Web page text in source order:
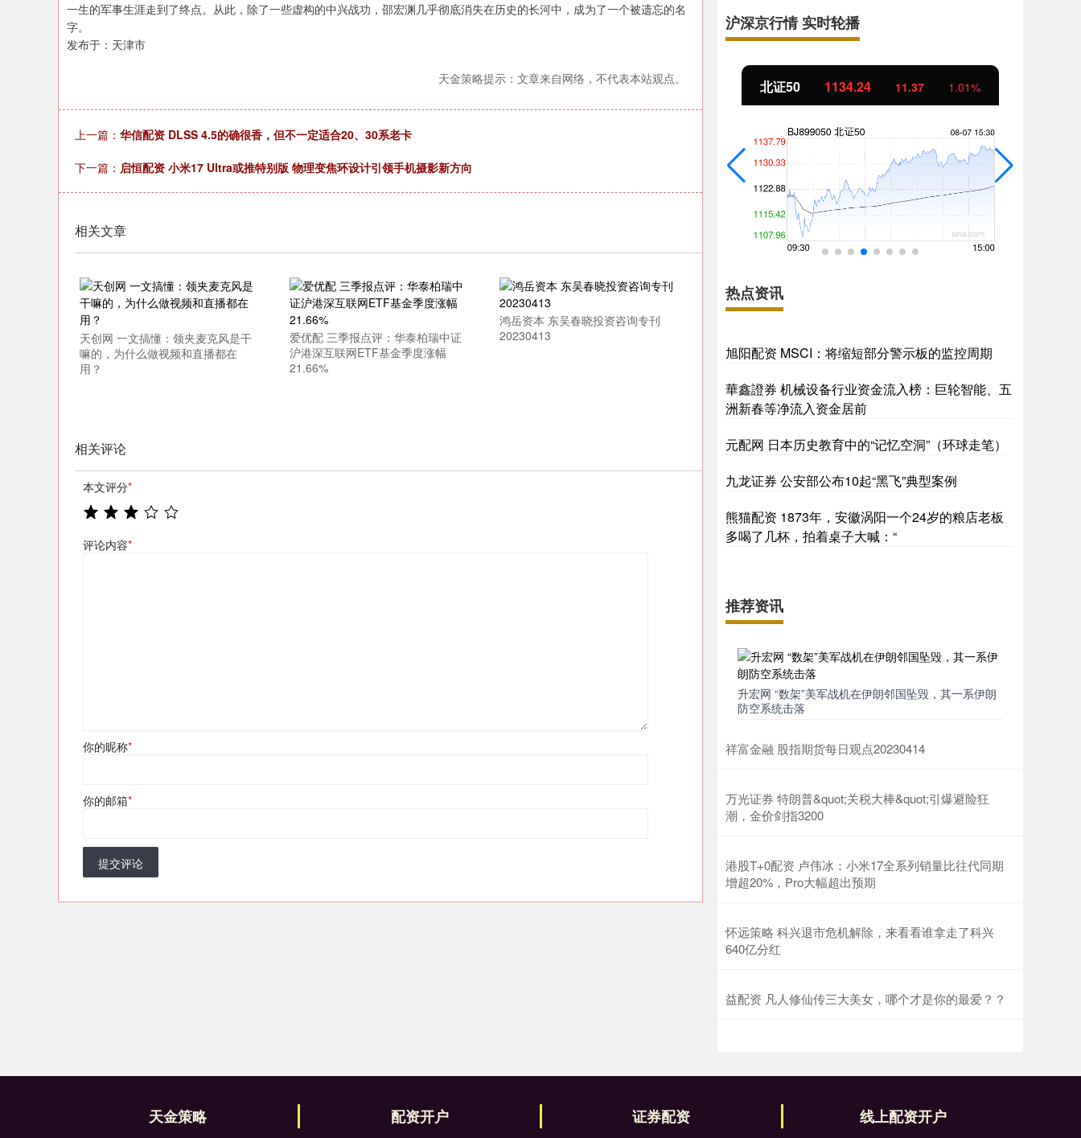
一生的军事生涯走到了终点。从此，除了一些虚构的中兴战功，邵宏渊几乎彻底消失在历史的长河中，成为了一个被遗忘的名
字。
发布于：天津市
天金策略提示：文章来自网络，不代表本站观点。
上一篇： 华信配资 DLSS 4.5的确很香，但不一定适合20、30系老卡
下一篇： 启恒配资 小米17 Ultra或推特别版 物理变焦环设计引领手机摄影新方向
相关文章
天创网 一文搞懂：领夹麦克风是干
嘛的，为什么做视频和直播都在
用？
爱优配 三季报点评：华泰柏瑞中证
沪港深互联网ETF基金季度涨幅
21.66%
鸿岳资本 东吴春晓投资咨询专刊
20230413
相关评论
本文评分*
评论内容*
你的昵称*
你的邮箱*
提交评论
沪深京行情 实时轮播
沪深300 4694.44 43.13 0.93% 北证50 1134.24 11.37 1.01%
热点资讯
旭阳配资 MSCI：将缩短部分警示板的监控周期
華鑫證券 机械设备行业资金流入榜：巨轮智能、五
洲新春等净流入资金居前
元配网 日本历史教育中的“记忆空洞”（环球走笔）
九龙证券 公安部公布10起“黑飞”典型案例
熊猫配资 1873年，安徽涡阳一个24岁的粮店老板
多喝了几杯，拍着桌子大喊：“
推荐资讯
升宏网 “数架”美军战机在伊朗邻国坠毁，其一系伊朗
防空系统击落
祥富金融 股指期货每日观点20230414
万光证券 特朗普&quot;关税大棒&quot;引爆避险狂
潮，金价剑指3200
港股T+0配资 卢伟冰：小米17全系列销量比往代同期
增超20%，Pro大幅超出预期
怀远策略 科兴退市危机解除，来看看谁拿走了科兴
640亿分红
益配资 凡人修仙传三大美女，哪个才是你的最爱？？
天金策略 配资开户 证券配资 线上配资开户